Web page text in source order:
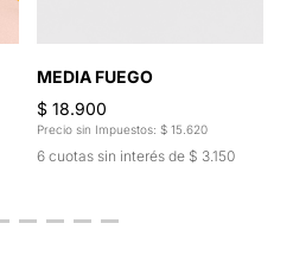
MEDIA FUEGO
$ 18.900
Precio sin Impuestos: $ 15.620
6 cuotas sin interés de $ 3.150